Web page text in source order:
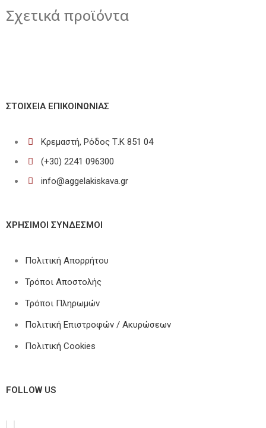
Σχετικά προϊόντα
ΣΤΟΙΧΕΊΑ ΕΠΙΚΟΙΝΩΝΊΑΣ
Κρεμαστή, Ρόδος Τ.Κ 851 04
(+30) 2241 096300
info@aggelakiskava.gr
ΧΡΗΣΙΜΟΙ ΣΥΝΔΕΣΜΟΙ
Πολιτική Απορρήτου
Τρόποι Αποστολής
Τρόποι Πληρωμών
Πολιτική Επιστροφών / Ακυρώσεων
Πολιτική Cookies
FOLLOW US